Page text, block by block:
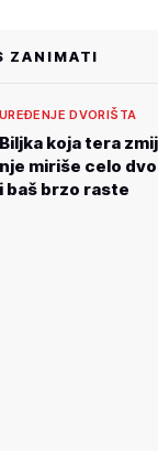
ZANIMATI
UREĐENJE DVORIŠTA
Biljka koja tera
nje miriše celo
i baš brzo raste